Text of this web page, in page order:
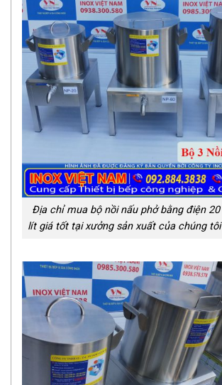
Địa chỉ mua bộ nồi nấu phở bằng điện
lít giá tốt tại xưởng sản xuất của chúng